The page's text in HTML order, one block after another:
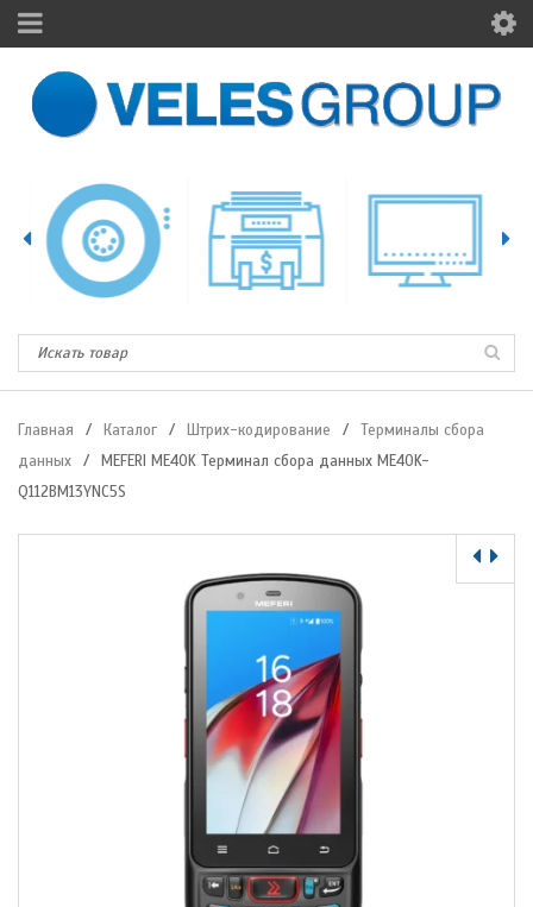
Главная / Каталог / Штрих-кодирование /
Терминалы сбора
данных
/
MEFERI ME40K Терминал сбора данных ME40K-
Q112BM13YNC5S